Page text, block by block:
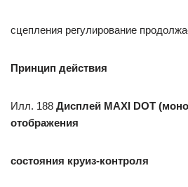
сцепления регулирование
Принцип действия
Илл. 188 Дисплей MAXI DOT
отображения
состояния круиз-контроля